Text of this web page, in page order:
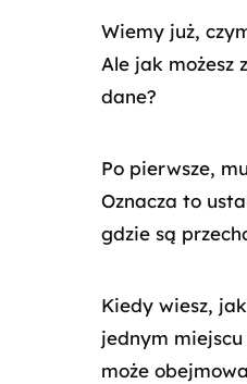
Wiemy już,
Ale jak możesz
dane?
Po pierwsze,
Oznacza to
gdzie są
Kiedy wiesz,
jednym miejscu
może